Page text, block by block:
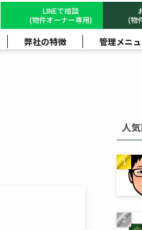
LINEで相談
(物件オーナー専用)
(物
弊社の特徴 管理メニ
人